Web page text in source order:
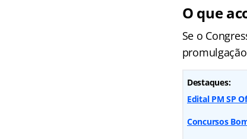
O que
Se o
Destaques:
Edital PM SP
Concursos